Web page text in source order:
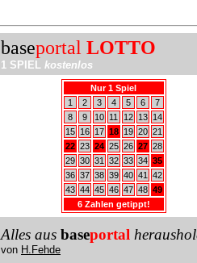
baseportal LOTTO
1 SPIEL kostenlos
Nur 1 Spiel
1
2 3 4 5 6
7
8
9 10 11 12 13
14
15
16 17 18 19 20 21
22 23 24 25 26 27 28
29 30 31 32 33 34 35
36 37 38 39 40 41
42
43 44 45 46 47 48 49
6 Zahlen getippt!
Alles aus baseportal
von H.Fehde